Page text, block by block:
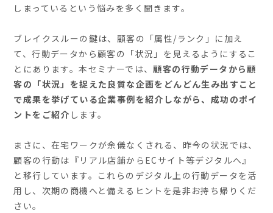
しまっているという悩みを多く聞きます。
ブレイクスルーの鍵は、顧客の「属性/ランク」に加え
て、行動データから顧客の「状況」を見えるようにするこ
とにあります。本セミナーでは、顧客の行動データから顧
客の「状況」を捉えた良質な企画をどんどん生み出すこと
で成果を挙げている企業事例を紹介しながら、成功のポイ
ントをご紹介 します。
まさに、在宅ワークが余儀なくされる、昨今の状況では、
顧客の行動は『リアル店舗からECサイト等デジタルへ』
と移行しています。これらのデジタル上の行動データを活
用し、次期の商機へと備えるヒントを是非お持ち帰りくだ
さい。